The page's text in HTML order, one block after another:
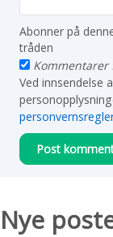
Abonner på
tråden
Ved innsendelse
Nye